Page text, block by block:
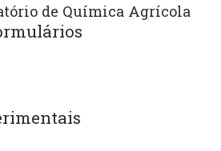
de Química Agrícola
doutorado
Rodrigues da
da Costa